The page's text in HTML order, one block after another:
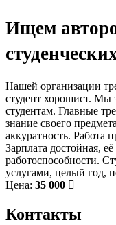
Ищем
Нашей организации
студент хорошист. Мы
студентам. Главные
знание своего
аккуратность. Работа
Зарплата достойная,
работоспособности.
услугами, целый год,
Цена: 35 000
Контакты